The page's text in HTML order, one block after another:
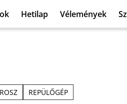
Hetilap Vélemények
REPÜLŐGÉP